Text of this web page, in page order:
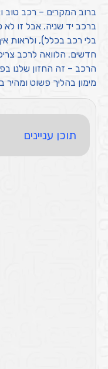
ברוב המקרים – רכב טוב
ברכב יד שניה. אבל זו
בלי רכב בכלל), ולראות
חדשים. הלוואה לרכב
הרכב – זה החזון שלנו
מימון בהליך פשוט
תוכן עניינים